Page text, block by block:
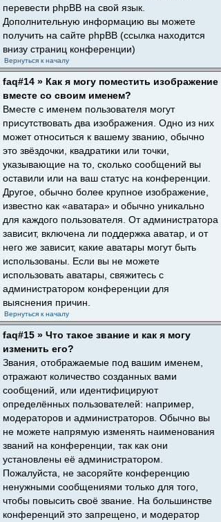
перевести phpBB на свой язык.
Дополнительную информацию вы можете
получить на сайте phpBB (ссылка находится
внизу страниц конференции)
Вернуться к началу
faq#14 » Как я могу поместить изображение
вместе со своим именем?
Вместе с именем пользователя могут
присутствовать два изображения. Одно из них
может относиться к вашему званию, обычно
это звёздочки, квадратики или точки,
указывающие на то, сколько сообщений вы
оставили или на ваш статус на конференции.
Другое, обычно более крупное изображение,
известно как «аватара» и обычно уникально
для каждого пользователя. От администратора
зависит, включена ли поддержка аватар, и от
него же зависит, какие аватары могут быть
использованы. Если вы не можете
использовать аватары, свяжитесь с
администратором конференции для
выяснения причин.
Вернуться к началу
faq#15 » Что такое звание и как я могу
изменить его?
Звания, отображаемые под вашим именем,
отражают количество созданных вами
сообщений, или идентифицируют
определённых пользователей: например,
модераторов и администраторов. Обычно вы
не можете напрямую изменять наименования
званий на конференции, так как они
установлены её администратором.
Пожалуйста, не засоряйте конференцию
ненужными сообщениями только для того,
чтобы повысить своё звание. На большинстве
конференций это запрещено, и модератор